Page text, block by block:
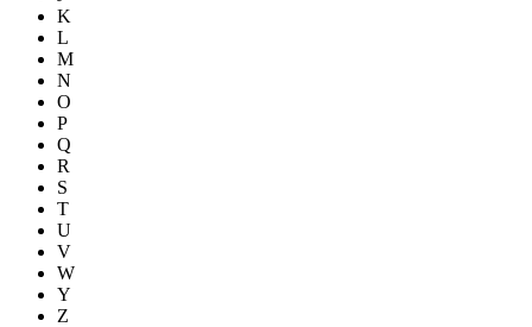
K
L
M
N
O
P
Q
R
S
T
U
V
W
Y
Z